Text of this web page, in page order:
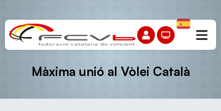
Màxima unió al Vòlei Català